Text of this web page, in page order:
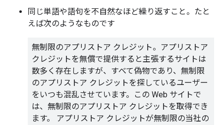
同じ単語や語句を不自然なほど繰り返すこと。たと
えば次のようなものです
無制限のアプリストア クレジット。アプリストア
クレジットを無償で提供すると主張するサイトは
数多く存在しますが、すべて偽物であり、無制限
のアプリストア クレジットを探しているユーザー
をいつも混乱させています。この Web サイトで
は、無制限のアプリストア クレジットを取得でき
ます。 アプリストア クレジットが無制限の当社の